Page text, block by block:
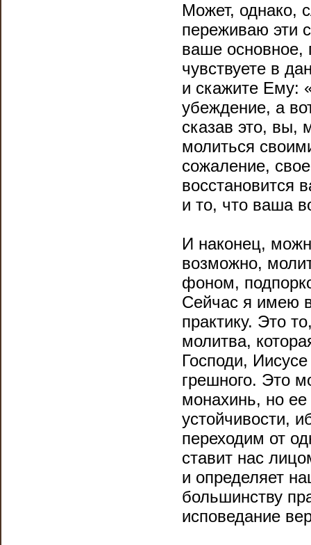
Может, однако,
переживаю эти
ваше основное,
чувствуете в
и скажите Ему:
убеждение, а
сказав это, вы,
молиться
сожаление,
восстановится
и то, что ваша
И наконец,
возможно,
фоном,
Сейчас я имею
практику. Это
молитва,
Господи,
грешного. Это
монахинь, но
устойчивости,
переходим от
ставит нас
и определяет
большинству
исповедание